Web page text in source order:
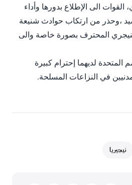
القوات الى الإطلاع بدورها وأداء
،وحذر من ارتكاب حوادث شنيعة
المحترف بصورة خاصة والى
المتحدة لديهما إحترام كبيرة
في النزاعات المسلحة.
نيجيريا